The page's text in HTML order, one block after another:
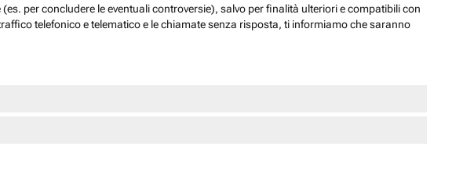
per concludere le eventuali controversie), salvo per finalità ulteriori e compatibili con
telefonico e telematico e le chiamate senza risposta, ti informiamo che saranno